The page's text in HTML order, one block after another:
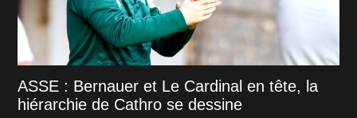
ASSE : Bernauer et Le Cardinal en tête, la
hiérarchie de Cathro se dessine